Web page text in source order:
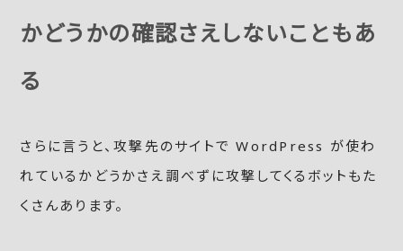
かどうかの確認さえしないこともあ
る
さらに言うと、攻撃先のサイトで WordPress が使わ
れているかどうかさえ調べずに攻撃してくるボットもた
くさんあります。